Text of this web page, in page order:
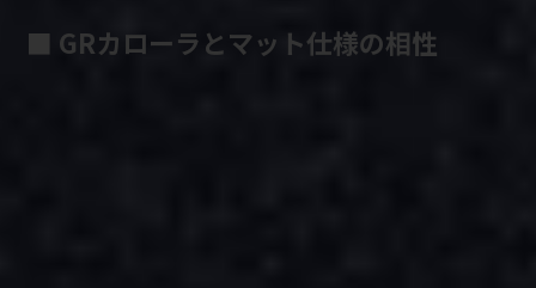
■ GRカローラとマット仕様の相性